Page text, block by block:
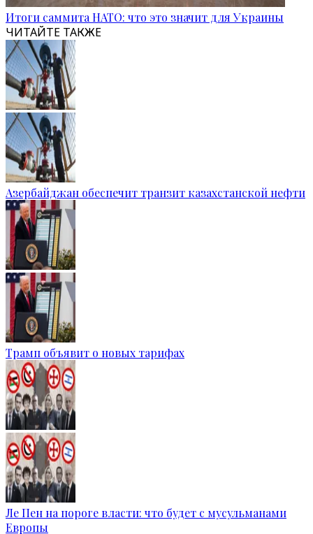
Итоги саммита НАТО: что это значит для Украины
ЧИТАЙТЕ ТАКЖЕ
Азербайджан обеспечит транзит казахстанской нефти
Трамп объявит о новых тарифах
Ле Пен на пороге власти: что будет с мусульманами
Европы